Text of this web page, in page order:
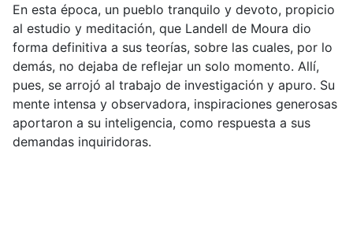
En esta época, un pueblo tranquilo y devoto, propicio
al estudio y meditación, que Landell de Moura dio
forma definitiva a sus teorías, sobre las cuales, por lo
demás, no dejaba de reflejar un solo momento. Allí,
pues, se arrojó al trabajo de investigación y apuro. Su
mente intensa y observadora, inspiraciones generosas
aportaron a su inteligencia, como respuesta a sus
demandas inquiridoras.